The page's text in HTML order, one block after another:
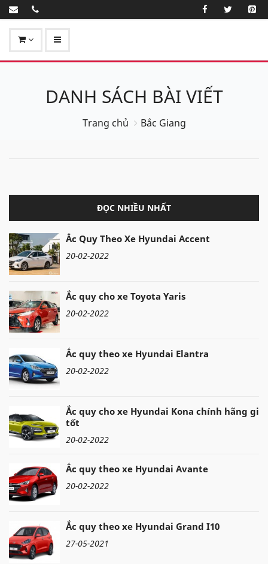
DANH SÁCH BÀI VIẾT
Trang chủ Bắc Giang
ĐỌC NHIỀU NHẤT
Ắc Quy Theo Xe Hyundai Accent
20-02-2022
Ắc quy cho xe Toyota Yaris
20-02-2022
Ắc quy theo xe Hyundai Elantra
20-02-2022
Ắc quy cho xe Hyundai Kona chính hãng giá
tốt
20-02-2022
Ắc quy theo xe Hyundai Avante
20-02-2022
Ắc quy theo xe Hyundai Grand I10
27-05-2021